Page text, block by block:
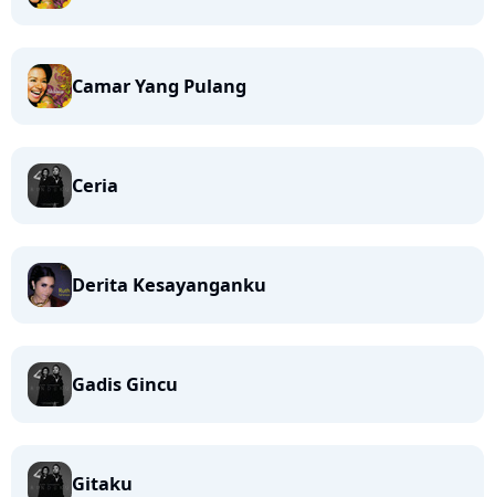
Camar Yang Pulang
Ceria
Derita Kesayanganku
Gadis Gincu
Gitaku